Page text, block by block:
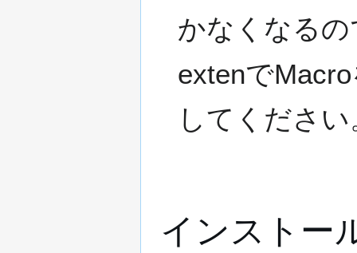
かなくなる
extenで
してください
インストー